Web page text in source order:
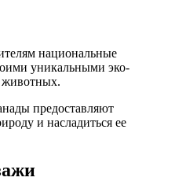
национальные
уникальными эко-
животных.
предоставляют
и насладиться ее